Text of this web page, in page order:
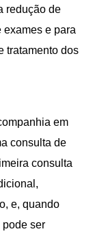
redução de
e para
tratamento dos
em
consulta de
consulta
e, quando
pode ser